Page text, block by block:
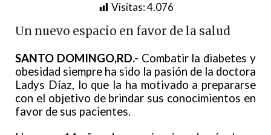
Visitas:4.076
Un nuevo espacio en favor de la salud
SANTO DOMINGO,RD.- Combatir la diabetes y
obesidad siempre ha sido la pasión de la doctora
Ladys Díaz, lo que la ha motivado a prepararse
con el objetivo de brindar sus conocimientos en
favor de sus pacientes.